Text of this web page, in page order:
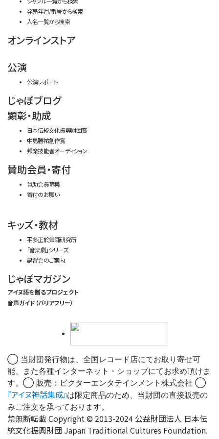
発売年月/番号から検索
人名一覧から検索
オンラインストア
公演
公演レポート
じゃぽブログ
顕彰・助成
日本伝統文化振興財団賞
中島勝祐創作賞
邦楽技能者オーディション
賛助会員・寄付
賛助会員募集
寄付のお願い
キッズ・教材
平多正於舞踊研究所
「音楽劇」シリーズ
講習会のご案内
じゃぽマガジン
アイヌ語を贈るプロジェクト
音声ガイド（バリアフリー）
◯ 当財団発行物は、全国レコード店にてお取り寄せ可
能、また各種インターネット・ショップにてお求め頂けま
す。◯ 販売：ビクターエンタテインメント株式会社 ◯
『アイヌ神話集成』は限定商品のため、当財団の直接販売の
みご注文を承っております。
禁無断転載 Copyright © 2013-2024 公益財団法人 日本伝
統文化振興財団 Japan Traditional Cultures Foundation.